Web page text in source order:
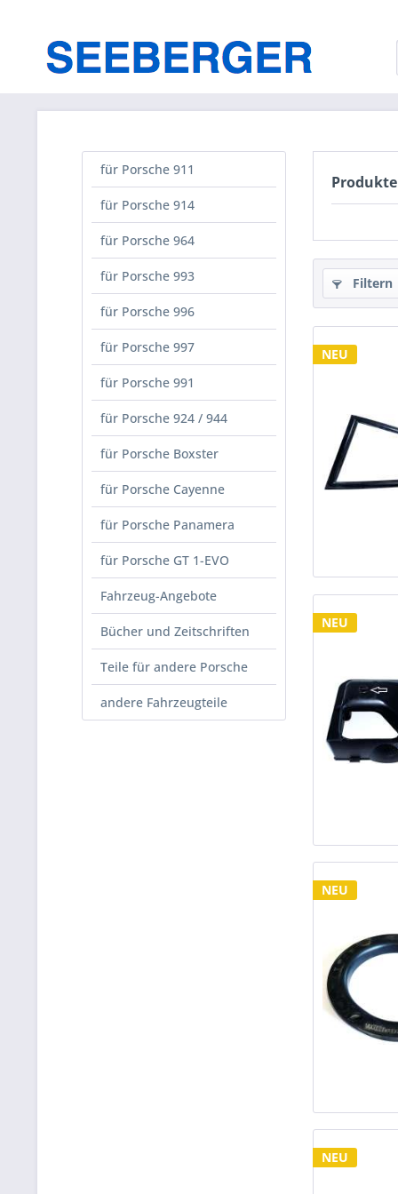
für Porsche 911
für Porsche 914
für Porsche 964
für Porsche 993
für Porsche 996
für Porsche 997
für Porsche 991
für Porsche 924 / 944
für Porsche Boxster
für Porsche Cayenne
für Porsche Panamera
für Porsche GT 1-EVO
Fahrzeug-Angebote
Bücher und Zeitschriften
Teile für andere Porsche
andere Fahrzeugteile
Filtern
NEU
NEU
NEU
NEU